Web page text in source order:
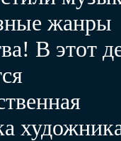
жанры
В этот